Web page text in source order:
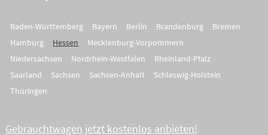
Baden-Württemberg Bayern Berlin Brandenburg
Bremen
Hamburg
Hessen
Mecklenburg-Vorpommern
Niedersachsen
Nordrhein-Westfalen
Rheinland-Pfalz
Saarland
Sachsen Sachsen-Anhalt
Schleswig-Holstein
Thüringen
Gebrauchtwagen jetzt kostenlos anbieten!